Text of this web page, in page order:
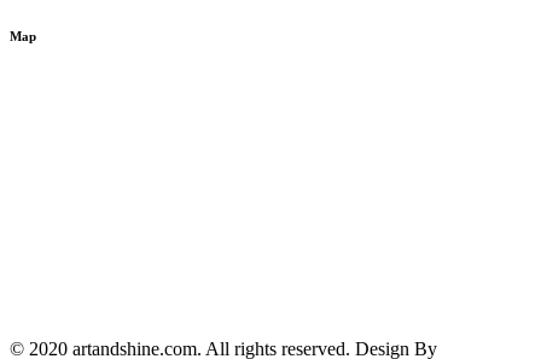
Map
© 2020 artandshine.com. All rights reserved. Design By